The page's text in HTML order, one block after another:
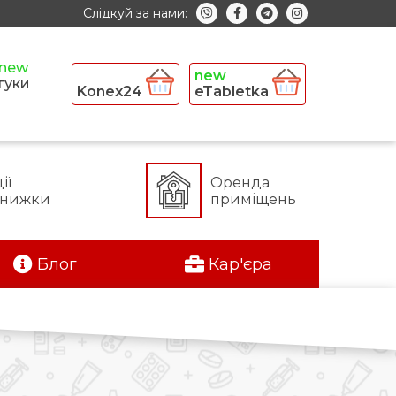
Слідкуй за нами:
Konex24 eTabletka
Оренда
приміщень
Блог Кар'єра